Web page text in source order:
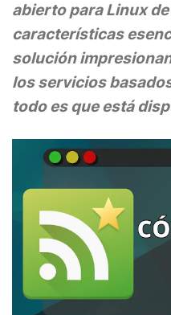
abierto para Linux
características
solución
los servicios
todo es que está